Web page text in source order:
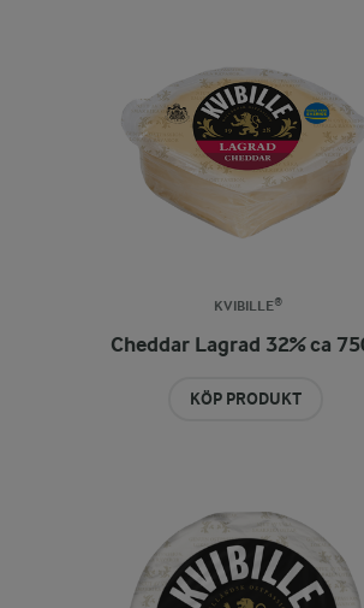
KVIBILLE®
Cheddar Lagrad 32% ca
KÖP PRODUKT